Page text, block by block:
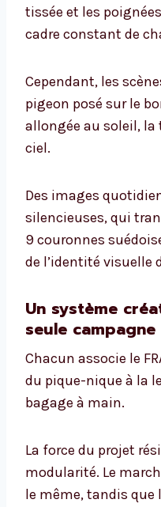
tissée et les
cadre constant de
Cependant, les
pigeon posé sur le
allongée au soleil, la
ciel.
Des images
silencieuses, qui
9 couronnes
de l’identité visuelle
Un système
seule campagne
Chacun associe le
du pique-nique à la
bagage à main.
La force du projet
modularité. Le
le même, tandis que